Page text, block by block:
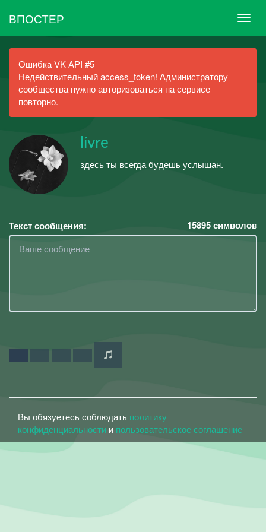
ВПОСТЕР
Ошибка VK API #5
Недействительный access_token! Администратору
сообщества нужно авторизоваться на сервисе
повторно.
lívre
здесь ты всегда будешь услышан.
Текст сообщения: 15895символов
Вы обязуетесь соблюдать политику
конфиденциальности и пользовательское соглашение